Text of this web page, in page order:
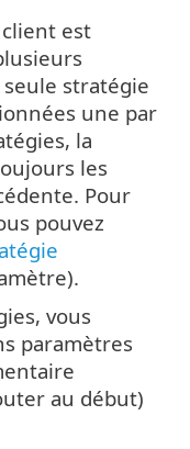
est
stratégie
une par
la
les
Pour
pouvez
vous
paramètres
au début)